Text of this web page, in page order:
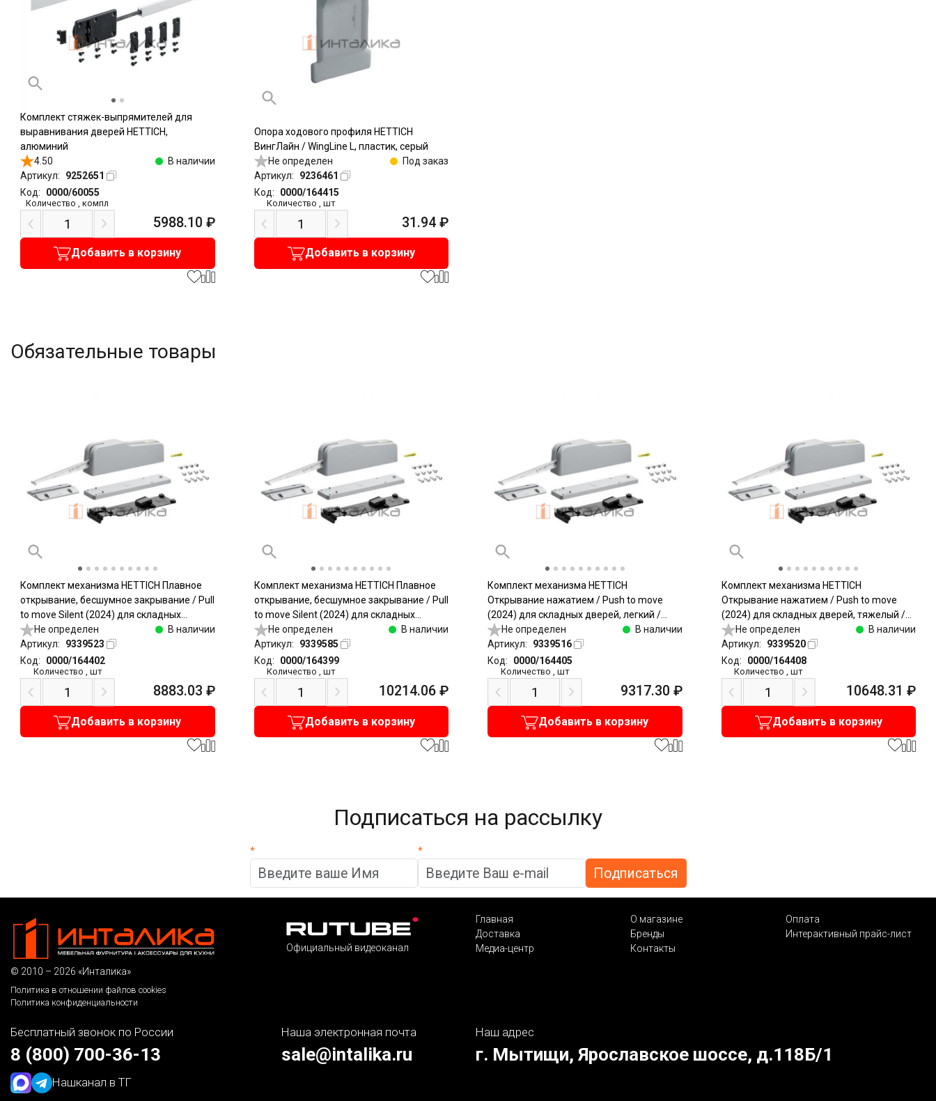
Комплект стяжек-выпрямителей для
выравнивания дверей HETTICH,
алюминий
4.50
В наличии
Артикул:
9252651
Код:
0000/60055
Количество ,компл
5988.10 ₽
Добавить в корзину
Опора ходового профиля HETTICH
ВингЛайн / WingLine L, пластик, серый
Не определен
Под заказ
Артикул:
9236461
Код:
0000/164415
Количество ,шт
31.94 ₽
Добавить в корзину
Обязательные товары
Комплект механизма HETTICH Плавное
открывание, бесшумное закрывание / Pull
to move Silent (2024) для складных
дверей, легкий / Light, серый
Не определен
В наличии
Артикул:
9339523
Код:
0000/164402
Количество , шт
8883.03 ₽
Добавить в корзину
Комплект механизма HETTICH Плавное
открывание, бесшумное закрывание / Pull
to move Silent (2024) для складных
дверей, тяжелый / Heavy, серый
Не определен
В наличии
Артикул:
9339585
Код:
0000/164399
Количество ,шт
10214.06 ₽
Добавить в корзину
Комплект механизма HETTICH
Открывание нажатием / Push to move
(2024) для складных дверей, легкий /
Light, серый
Не определен
В наличии
Артикул:
9339516
Код:
0000/164405
Количество , шт
9317.30 ₽
Добавить в корзину
Комплект механизма HETTICH
Открывание нажатием / Push to move
(2024) для складных дверей, тяжелый /
Heavy, серый
Не определен
В наличии
Артикул:
9339520
Код:
0000/164408
Количество ,шт
10648.31 ₽
Добавить в корзину
Подписаться на рассылку
* *
© 2010 – 2026 «Инталика»
Политика в отношении файлов cookies
Политика конфиденциальности
Официальный видеоканал
Главная О магазине
Оплата
Доставка
Бренды
Интерактивный прайс-лист
Медиа-центр
Контакты
Бесплатный звонок по России
8 (800) 700-36-13
Нашканал в ТГ
Наша электронная почта
sale@intalika.ru
Наш адрес
г. Мытищи, Ярославское шоссе, д.118Б/1